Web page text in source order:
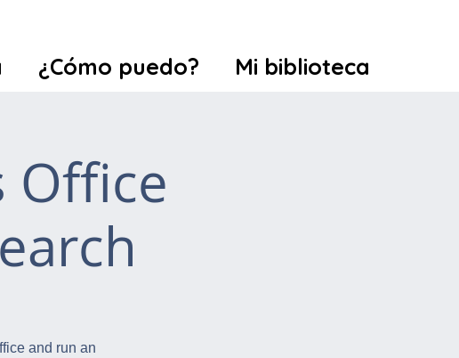
¿Cómo puedo? Mi biblioteca
Office
and run an